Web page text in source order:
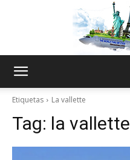
Etiquetas La vallette
Tag: la vallette